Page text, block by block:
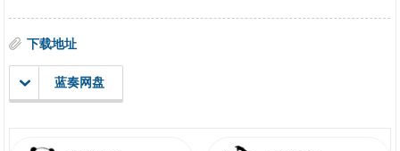
下载地址
蓝奏网盘